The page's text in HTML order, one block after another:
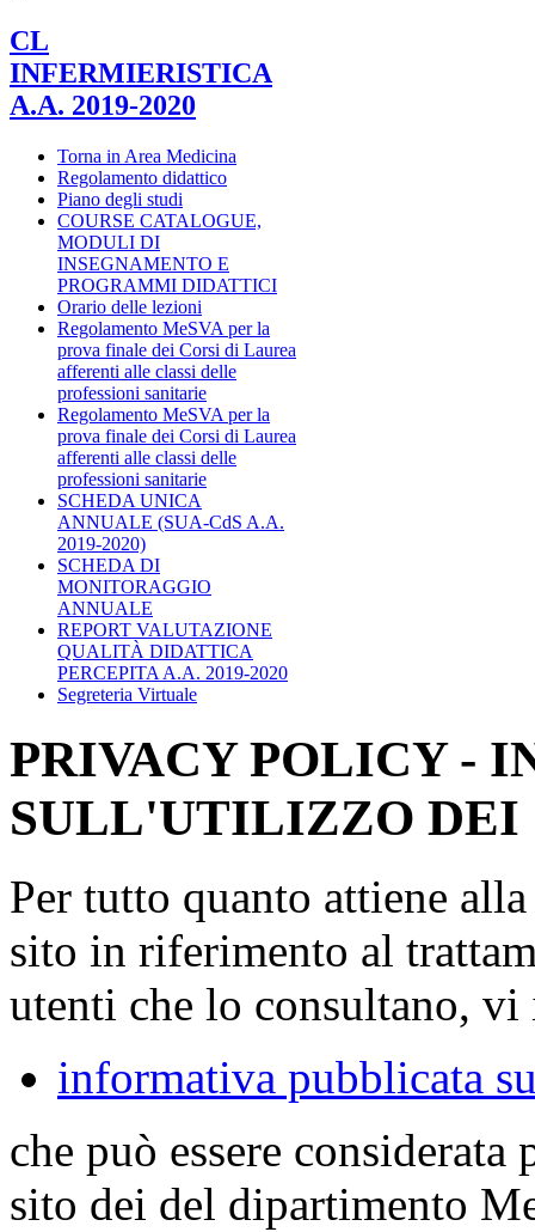
CL
INFERMIERISTICA
A.A. 2019-2020
Torna in Area Medicina
Regolamento didattico
Piano degli studi
COURSE CATALOGUE,
MODULI DI
INSEGNAMENTO E
PROGRAMMI DIDATTICI
Orario delle lezioni
Regolamento MeSVA per la
prova finale dei Corsi di Laurea
afferenti alle classi delle
professioni sanitarie
Regolamento MeSVA per la
prova finale dei Corsi di Laurea
afferenti alle classi delle
professioni sanitarie
SCHEDA UNICA
ANNUALE (SUA-CdS A.A.
2019-2020)
SCHEDA DI
MONITORAGGIO
ANNUALE
REPORT VALUTAZIONE
QUALITÀ DIDATTICA
PERCEPITA A.A. 2019-2020
Segreteria Virtuale
PRIVACY POLICY -
SULL'UTILIZZO DEI
Per tutto quanto attiene
sito in riferimento al
utenti che lo consultano,
informativa pubblicata
che può essere
sito dei del dipartimento